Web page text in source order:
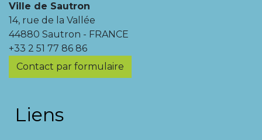
Ville de Sautron
14, rue de la Vallée
44880 Sautron - FRANCE
+33 2 51 77 86 86
Contact par formulaire
Liens